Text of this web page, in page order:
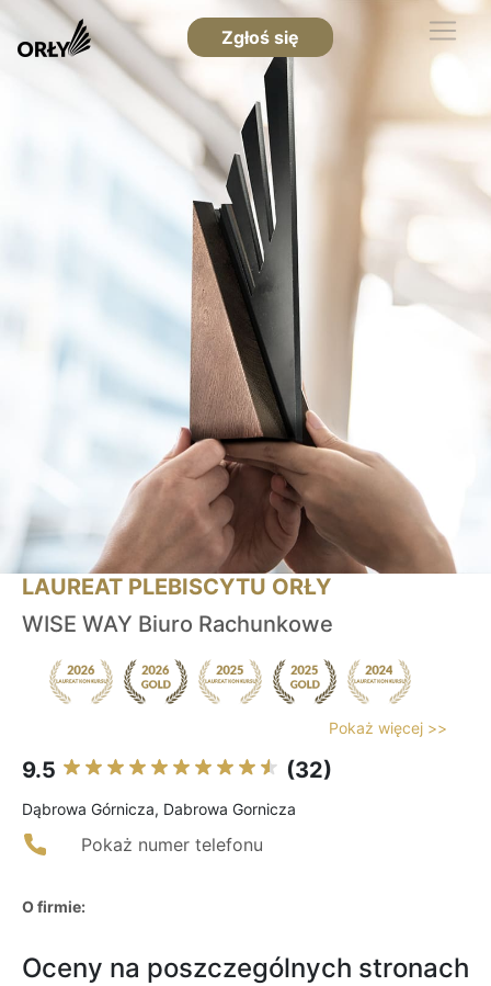
Zgłoś się
LAUREAT PLEBISCYTU ORŁY
WISE WAY Biuro Rachunkowe
Pokaż więcej >>
9.5 (32)
Dąbrowa Górnicza, Dabrowa Gornicza
Pokaż numer telefonu
O firmie:
Oceny na poszczególnych stronach